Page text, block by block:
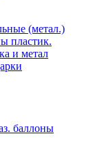
(метал.)
пластик.
и метал
баллоны